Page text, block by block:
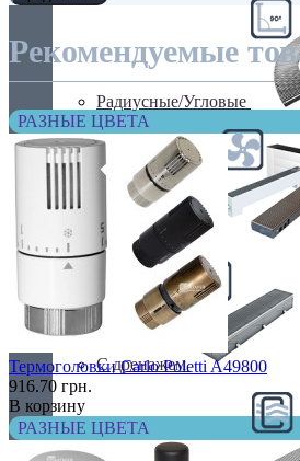
Радиусные/Угловые
С вентилятором
С дренажем
Рекомендуемые
РАЗНЫЕ ЦВЕТА
Термоголовки Carlo Poletti A49800
916.70 грн.
В корзину
РАЗНЫЕ ЦВЕТА